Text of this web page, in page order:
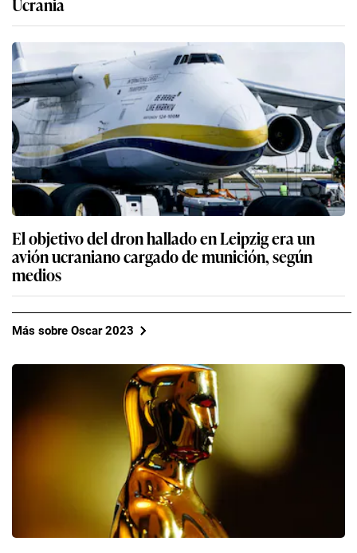
El objetivo del dron hallado en Leipzig era un
avión ucraniano cargado de munición, según
medios
Más sobre Oscar 2023